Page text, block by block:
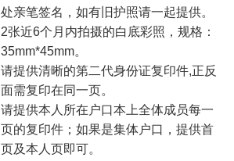
处亲笔签名，如有旧护照请一起提供。
2张近6个月内拍摄的白底彩照，规格：
35mm*45mm。
请提供清晰的第二代身份证复印件,正反
面需复印在同一页。
请提供本人所在户口本上全体成员每一
页的复印件；如果是集体户口，提供首
页及本人页即可。